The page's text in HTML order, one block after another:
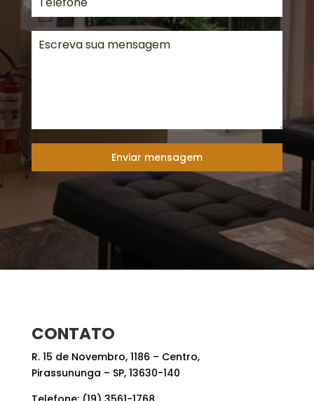
Enviar mensagem
CONTATO
R. 15 de Novembro, 1186 – Centro,
Pirassununga – SP, 13630-140